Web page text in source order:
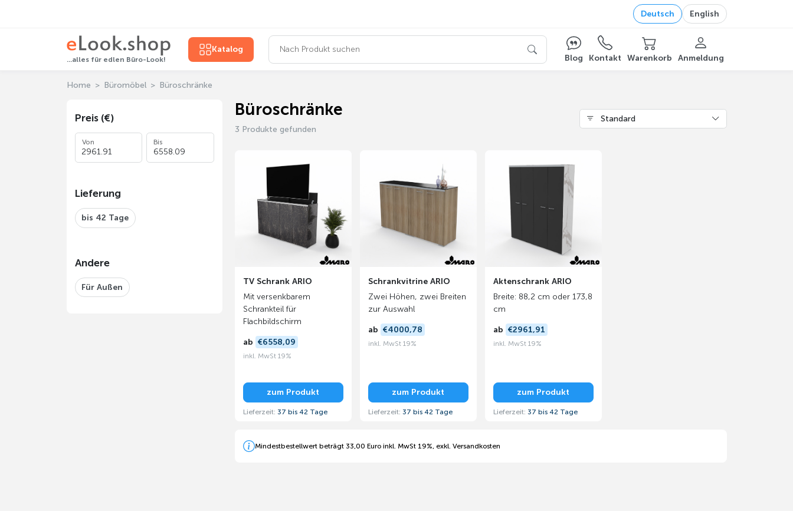
Deutsch English
...alles für edlen Büro-Look!
Katalog
Blog
Kontakt Warenkorb Anmeldung
Home Büromöbel Büroschränke
Preis (€)
Von Bis
Lieferung
bis 42 Tage
Andere
Für Außen
Büroschränke
3 Produkte gefunden
Standard
TV Schrank ARIO
Mit versenkbarem
Schrankteil für
Flachbildschirm
ab €6558,09
inkl. MwSt 19%
zum Produkt
Lieferzeit: 37 bis 42 Tage
Schrankvitrine ARIO
Zwei Höhen, zwei Breiten
zur Auswahl
ab €4000,78
inkl. MwSt 19%
zum Produkt
Lieferzeit: 37 bis 42 Tage
Aktenschrank ARIO
Breite: 88,2 cm oder 173,8
cm
ab €2961,91
inkl. MwSt 19%
zum Produkt
Lieferzeit: 37 bis 42 Tage
Mindestbestellwert beträgt 33,00 Euro inkl. MwSt 19%, exkl. Versandkosten